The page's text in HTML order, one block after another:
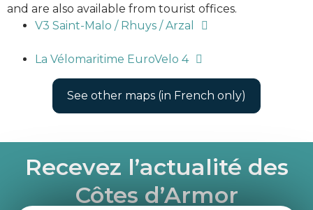
and are also available from tourist offices.
V3 Saint-Malo / Rhuys / Arzal
La Vélomaritime EuroVelo 4
See other maps (in French only)
Recevez l’actualité des
Côtes d’Armor